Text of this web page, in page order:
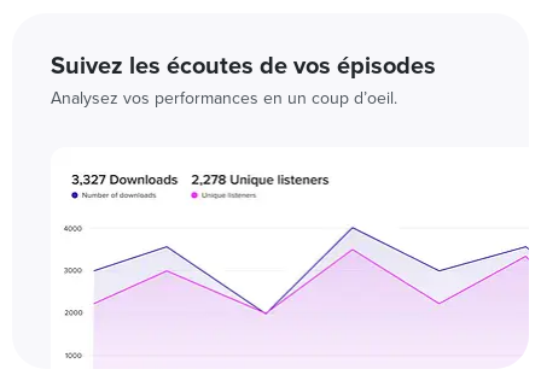
Suivez les écoutes de vos épisodes
Analysez vos performances en un coup d’oeil.